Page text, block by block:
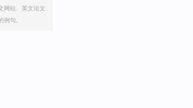
网站、英文论文
例句。